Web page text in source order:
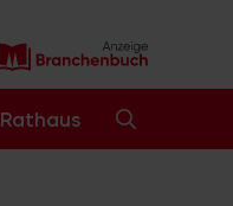
Rathaus